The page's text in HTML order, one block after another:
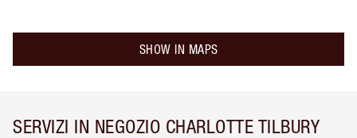
SHOW IN MAPS
SERVIZI IN NEGOZIO CHARLOTTE TILBURY